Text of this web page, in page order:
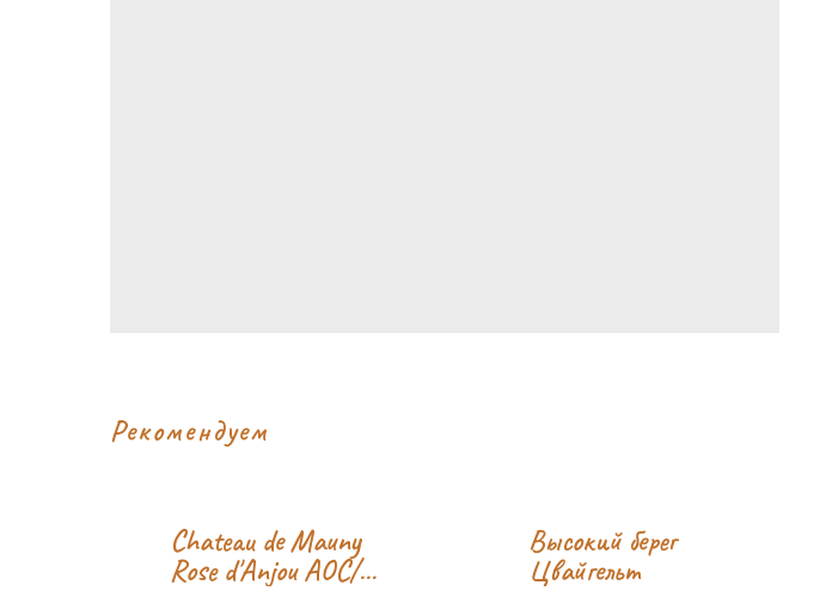
Рекомендуем
Chateau de Mauny
Rose d'Anjou AOC/
Высокий берег
Цвайгельт